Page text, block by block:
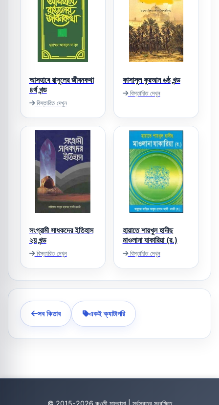
আসহাবে রাসুলের জীবনকথা
৪র্থ খন্ড
বিস্তারিত দেখুন
কাসাসুল কুরআন ৬ষ্ঠ খন্ড
বিস্তারিত দেখুন
সংগ্রামী সাধকদের ইতিহাস
২য় খন্ড
বিস্তারিত দেখুন
হায়াতে শায়খুল হাদীছ
মাওলানা যাকারিয়া (র.)
বিস্তারিত দেখুন
সব কিতাব একই ক্যাটাগরি
© 2015-2026 কওমী মাদ্রাসা | সর্বস্বত্ব সংরক্ষিত